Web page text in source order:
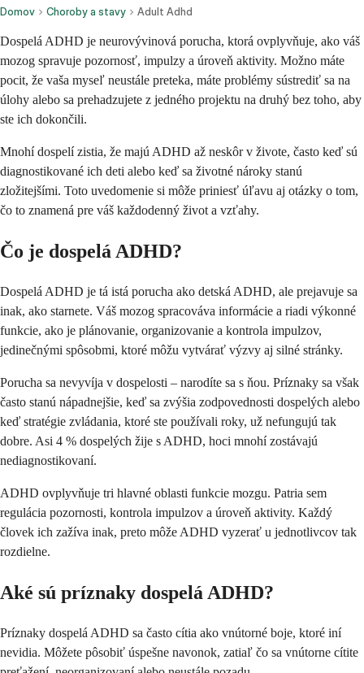
Domov Choroby a stavy Adult Adhd
Dospelá ADHD je neurovývinová porucha, ktorá ovplyvňuje, ako váš
mozog spravuje pozornosť, impulzy a úroveň aktivity. Možno máte
pocit, že vaša myseľ neustále preteka, máte problémy sústrediť sa na
úlohy alebo sa prehadzujete z jedného projektu na druhý bez toho, aby
ste ich dokončili.
Mnohí dospelí zistia, že majú ADHD až neskôr v živote, často keď sú
diagnostikované ich deti alebo keď sa životné nároky stanú
zložitejšími. Toto uvedomenie si môže priniesť úľavu aj otázky o tom,
čo to znamená pre váš každodenný život a vzťahy.
Čo je dospelá ADHD?
Dospelá ADHD je tá istá porucha ako detská ADHD, ale prejavuje sa
inak, ako starnete. Váš mozog spracováva informácie a riadi výkonné
funkcie, ako je plánovanie, organizovanie a kontrola impulzov,
jedinečnými spôsobmi, ktoré môžu vytvárať výzvy aj silné stránky.
Porucha sa nevyvíja v dospelosti – narodíte sa s ňou. Príznaky sa však
často stanú nápadnejšie, keď sa zvýšia zodpovednosti dospelých alebo
keď stratégie zvládania, ktoré ste používali roky, už nefungujú tak
dobre. Asi 4 % dospelých žije s ADHD, hoci mnohí zostávajú
nediagnostikovaní.
ADHD ovplyvňuje tri hlavné oblasti funkcie mozgu. Patria sem
regulácia pozornosti, kontrola impulzov a úroveň aktivity. Každý
človek ich zažíva inak, preto môže ADHD vyzerať u jednotlivcov tak
rozdielne.
Aké sú príznaky dospelá ADHD?
Príznaky dospelá ADHD sa často cítia ako vnútorné boje, ktoré iní
nevidia. Môžete pôsobiť úspešne navonok, zatiaľ čo sa vnútorne cítite